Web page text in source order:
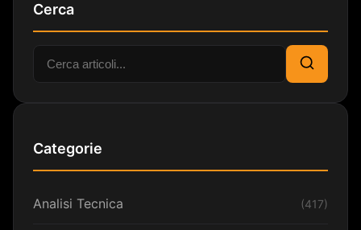
Cerca
Cerca:
Cerca
Categorie
Analisi Tecnica (417)